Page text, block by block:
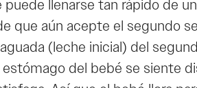
llenarse tan rápido de
que aún acepte el segundo
(leche inicial) del
del bebé se siente